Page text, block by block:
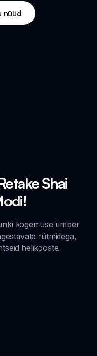
nüüd
Shai
kogemuse ümber
rütmidega,
helikooste.